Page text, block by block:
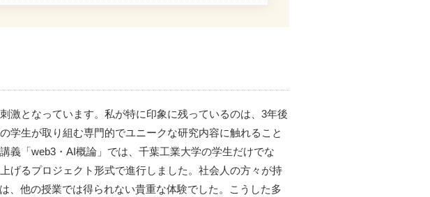
激となっています。私が特に印象に残っているのは、3年後
学生が取り組む専門的でユニークな研究内容に触れること
義「web3・AI概論」では、千葉工業大学の学生だけでな
げるプロジェクト形式で進行しました。社会人の方々が持
、他の授業では得られない貴重な体験でした。こうした多